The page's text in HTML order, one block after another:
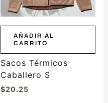
AÑADIR AL
CARRITO
Sacos Térmicos
Caballero S
$20.25